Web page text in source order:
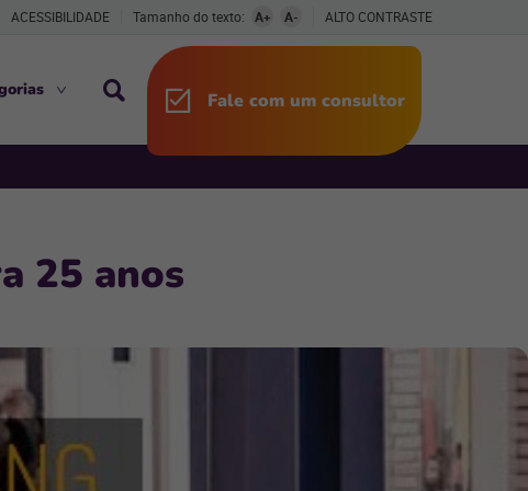
ACESSIBILIDADE Tamanho do texto: A+ A- ALTO CONTRASTE
Fale com um consultor
25 anos